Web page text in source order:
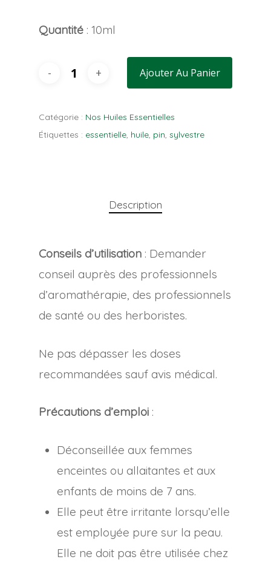
Quantité : 10ml
Ajouter Au Panier
Catégorie : Nos Huiles Essentielles
Étiquettes : essentielle, huile, pin, sylvestre
Description
Conseils d’utilisation : Demander
conseil auprès des professionnels
d’aromathérapie, des professionnels
de santé ou des herboristes.
Ne pas dépasser les doses
recommandées sauf avis médical.
Précautions d’emploi :
Déconseillée aux femmes
enceintes ou allaitantes et aux
enfants de moins de 7 ans.
Elle peut être irritante lorsqu’elle
est employée pure sur la peau.
Elle ne doit pas être utilisée chez